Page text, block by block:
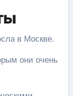
в Москве.
они очень